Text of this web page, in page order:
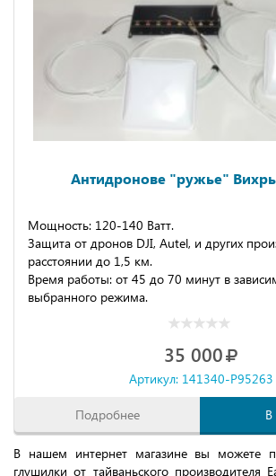
В нашем интернет магазине вы можете
глушилки от тайваньского производителя
Антидронове "ружье"
Мощность: 120-140 Ватт.
Защита от дронов DJI, Autel, и других
расстоянии до 1,5 км.
Время работы: от 45 до 70 минут в
выбранного режима.
35 000
Артикул: 141340-P95263
Подробнее В